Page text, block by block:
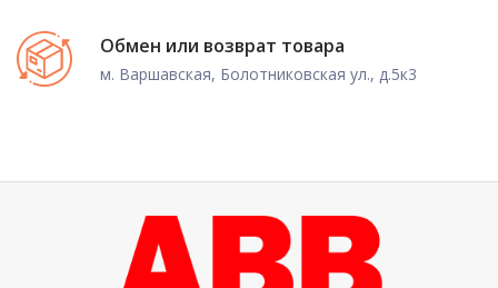
Обмен или возврат товара
м. Варшавская, Болотниковская ул., д.5к3